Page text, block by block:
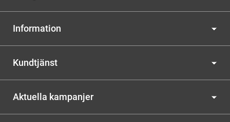
Information
Kundtjänst
Aktuella kampanjer